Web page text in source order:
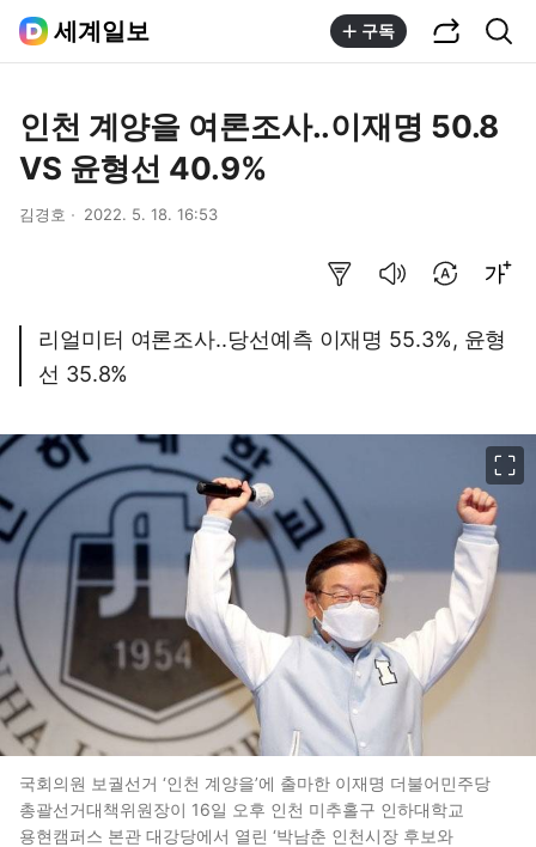
세계일보 구독
인천 계양을 여론조사..이재명 50.8
VS 윤형선 40.9%
김경호 2022. 5. 18. 16:53
리얼미터 여론조사..당선예측 이재명 55.3%, 윤형
선 35.8%
국회의원 보궐선거 ‘인천 계양을’에 출마한 이재명 더불어민주당
총괄선거대책위원장이 16일 오후 인천 미추홀구 인하대학교
용현캠퍼스 본관 대강당에서 열린 ‘박남춘 인천시장 후보와